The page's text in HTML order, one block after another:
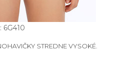
6G410
STREDNE VYSOKÉ.